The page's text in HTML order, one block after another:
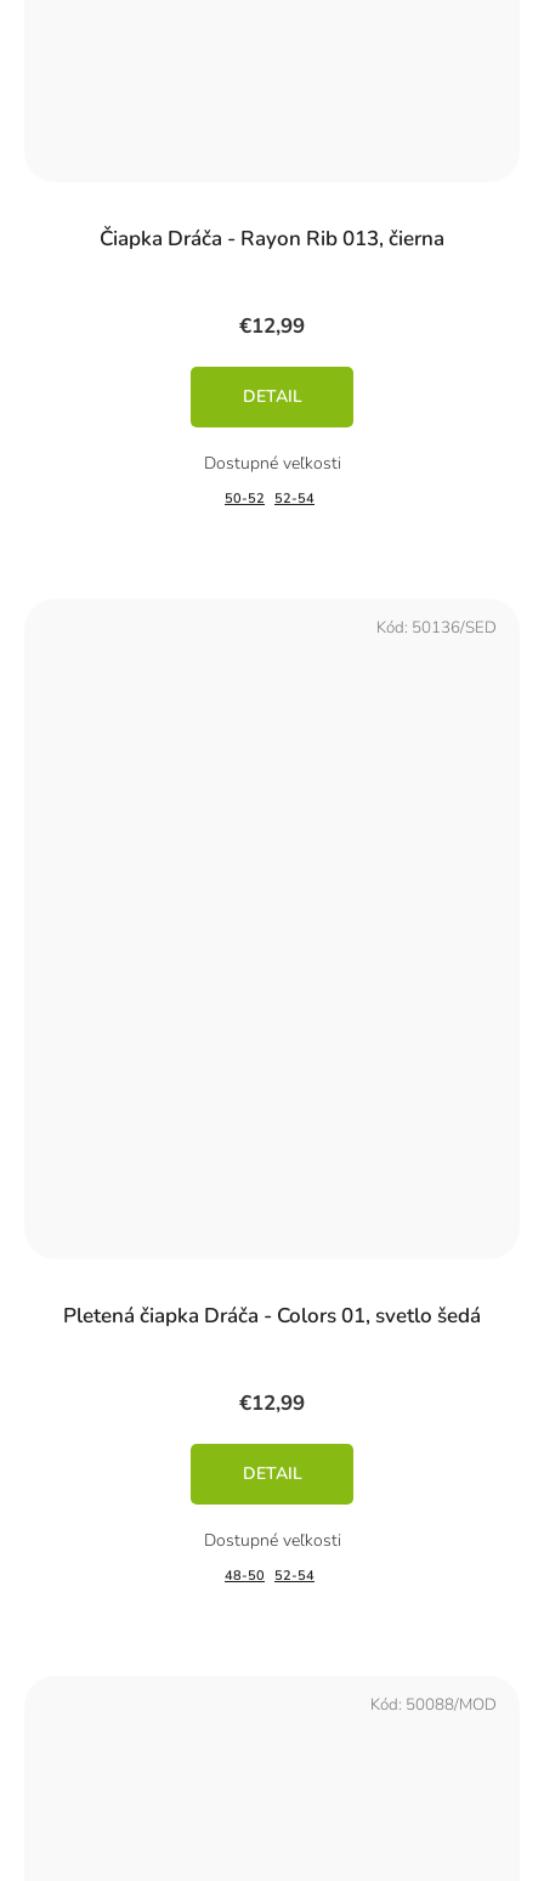
Čiapka Dráča - Rayon Rib 013, čierna
€12,99
DETAIL
50-52 52-54
Pletená čiapka Dráča - Colors 01, svetlo šedá
€12,99
DETAIL
48-50 52-54
Kód: 50136/SED
Kód: 50088/MOD